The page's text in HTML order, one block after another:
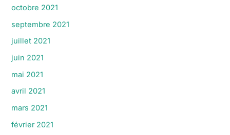
octobre 2021
septembre 2021
juillet 2021
juin 2021
mai 2021
avril 2021
mars 2021
février 2021